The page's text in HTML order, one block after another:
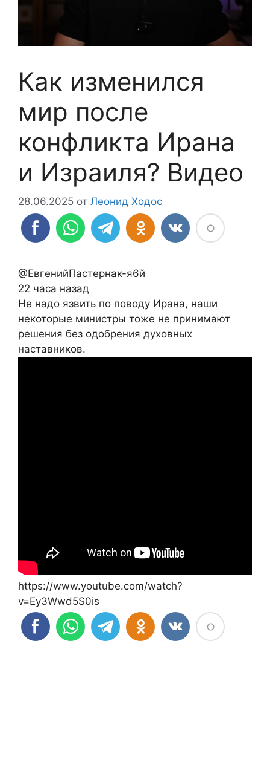
Как изменился
мир после
конфликта Ирана
и Израиля? Видео
28.06.2025 от Леонид Ходос
@ЕвгенийПастернак-я6й
22 часа назад
Не надо язвить по поводу Ирана, наши
некоторые министры тоже не принимают
решения без одобрения духовных
наставников.
https://www.youtube.com/watch?
v=Ey3Wwd5S0is